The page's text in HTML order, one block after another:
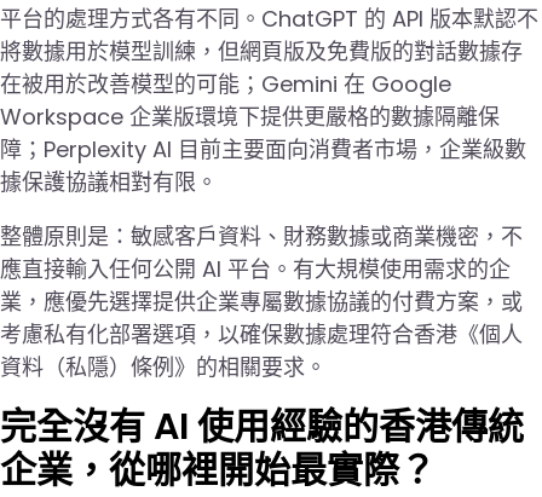
平台的處理方式各有不同。ChatGPT 的 API 版本默認不
將數據用於模型訓練，但網頁版及免費版的對話數據存
在被用於改善模型的可能；Gemini 在 Google
Workspace 企業版環境下提供更嚴格的數據隔離保
障；Perplexity AI 目前主要面向消費者市場，企業級數
據保護協議相對有限。
整體原則是：敏感客戶資料、財務數據或商業機密，不
應直接輸入任何公開 AI 平台。有大規模使用需求的企
業，應優先選擇提供企業專屬數據協議的付費方案，或
考慮私有化部署選項，以確保數據處理符合香港《個人
資料（私隱）條例》的相關要求。
完全沒有 AI 使用經驗的香港傳統
企業，從哪裡開始最實際？